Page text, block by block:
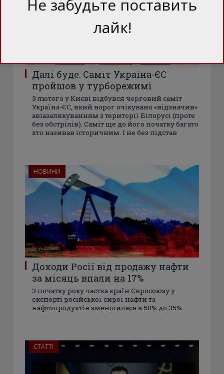
Далі буде: Саміт Україна-ЄС
пройшов у турборежимі
3 лютого у Києві відбувся черговий саміт
Україна-ЄС, який ворог очікувано «відзначив»
авіазалякуванням з території Білорусі (проте
без обстрілів). Саміт ще до його початку багато
хто називав історичним. І не без підстав
НОВИНИ
Доходи Росії від продажу нафти
за місяць впали на 17%
З початку року частка країн Євросоюзу у
експорті російської сирої нафти та
нафтопродуктів зменшилася з 50% до 35%
СТАТТІ
Не забудьте поставить
лайк!